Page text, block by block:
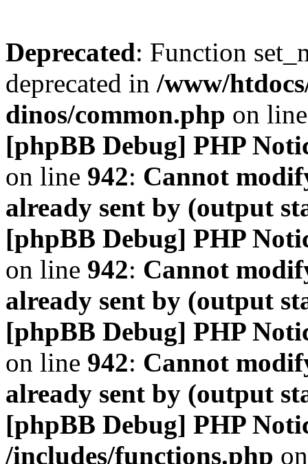
Deprecated: Function
deprecated in /www/
dinos/common.php on
[phpBB Debug] PHP
on line 942: Cannot
already sent by (output
[phpBB Debug] PHP
on line 942: Cannot
already sent by (output
[phpBB Debug] PHP
on line 942: Cannot
already sent by (output
[phpBB Debug] PHP
/includes/functions.php